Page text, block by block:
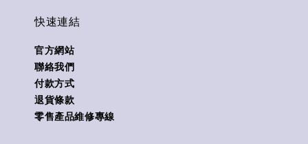
快速連結
官方網站
聯絡我們
付款方式
退貨條款
零售產品維修專線